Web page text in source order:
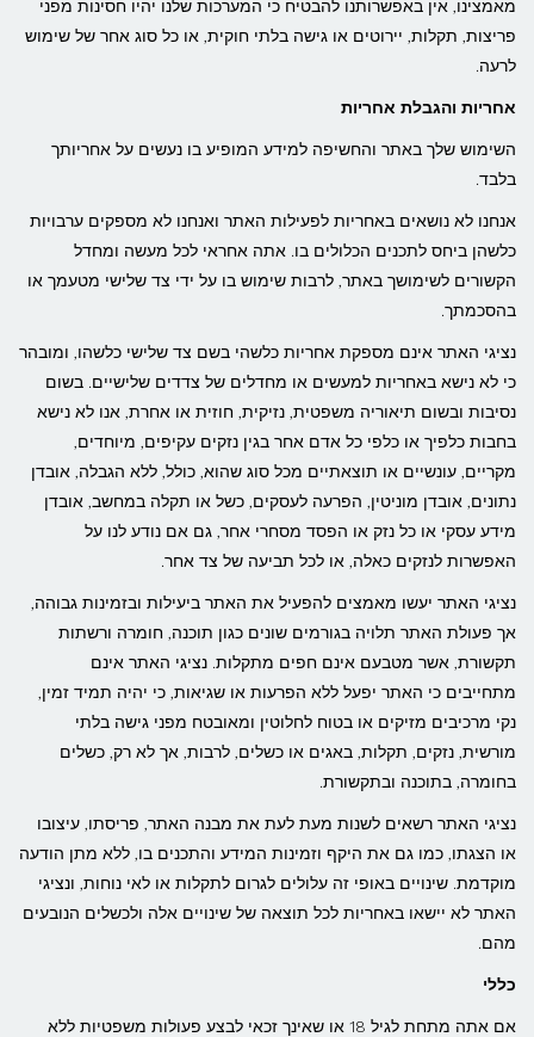
מאמצינו, אין באפשרותנו להבטיח כי המערכות שלנו יהיו חסינות מפני
פריצות, תקלות, יירוטים או גישה בלתי חוקית, או כל סוג אחר של שימוש
לרעה.
אחריות והגבלת אחריות
השימוש שלך באתר והחשיפה למידע המופיע בו נעשים על אחריותך
בלבד.
אנחנו לא נושאים באחריות לפעילות האתר ואנחנו לא מספקים ערבויות
כלשהן ביחס לתכנים הכלולים בו. אתה אחראי לכל מעשה ומחדל
הקשורים לשימושך באתר, לרבות שימוש בו על ידי צד שלישי מטעמך או
בהסכמתך.
נציגי האתר אינם מספקת אחריות כלשהי בשם צד שלישי כלשהו, ומובהר
כי לא נישא באחריות למעשים או מחדלים של צדדים שלישיים. בשום
נסיבות ובשום תיאוריה משפטית, נזיקית, חוזית או אחרת, אנו לא נישא
בחבות כלפיך או כלפי כל אדם אחר בגין נזקים עקיפים, מיוחדים,
מקריים, עונשיים או תוצאתיים מכל סוג שהוא, כולל, ללא הגבלה, אובדן
נתונים, אובדן מוניטין, הפרעה לעסקים, כשל או תקלה במחשב, אובדן
מידע עסקי או כל נזק או הפסד מסחרי אחר, גם אם נודע לנו על
האפשרות לנזקים כאלה, או לכל תביעה של צד אחר.
נציגי האתר יעשו מאמצים להפעיל את האתר ביעילות ובזמינות גבוהה,
אך פעולת האתר תלויה בגורמים שונים כגון תוכנה, חומרה ורשתות
תקשורת, אשר מטבעם אינם חפים מתקלות. נציגי האתר אינם
מתחייבים כי האתר יפעל ללא הפרעות או שגיאות, כי יהיה תמיד זמין,
נקי מרכיבים מזיקים או בטוח לחלוטין ומאובטח מפני גישה בלתי
מורשית, נזקים, תקלות, באגים או כשלים, לרבות, אך לא רק, כשלים
בחומרה, בתוכנה ובתקשורת.
נציגי האתר רשאים לשנות מעת לעת את מבנה האתר, פריסתו, עיצובו
או הצגתו, כמו גם את היקף וזמינות המידע והתכנים בו, ללא מתן הודעה
מוקדמת. שינויים באופי זה עלולים לגרום לתקלות או לאי נוחות, ונציגי
האתר לא יישאו באחריות לכל תוצאה של שינויים אלה ולכשלים הנובעים
מהם.
כללי
אם אתה מתחת לגיל 18 או שאינך זכאי לבצע פעולות משפטיות ללא